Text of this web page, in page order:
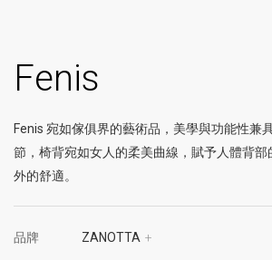
Fenis
Fenis 宛如傢俱界的藝術品，美學與功能性兼
節，椅背宛如女人的柔美曲線，賦予人體背部
外的舒適。
品牌 ZANOTTA +